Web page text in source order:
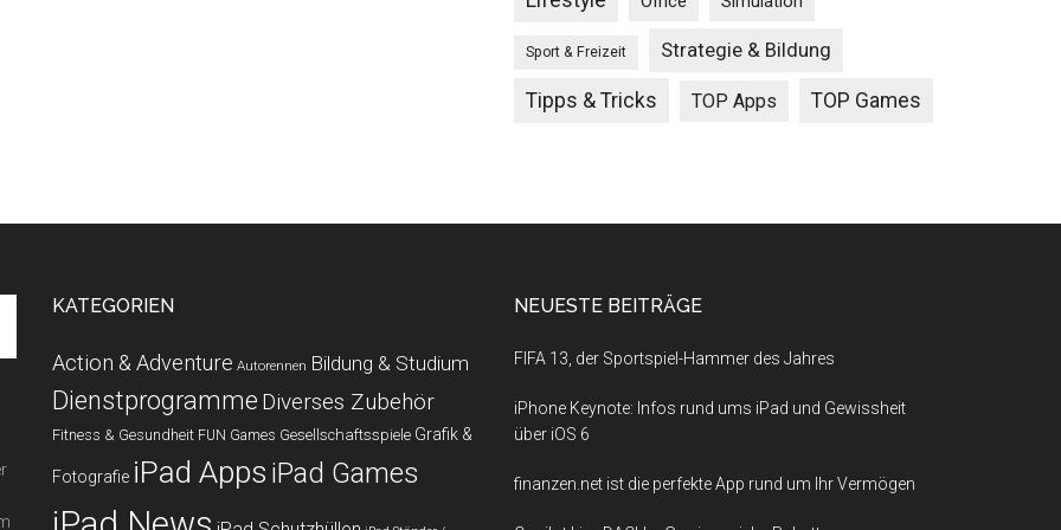
Sport & Freizeit Strategie & Bildung
Tipps & Tricks TOP Apps TOP Games
KATEGORIEN
Action & Adventure Autorennen Bildung & Studium
Dienstprogramme Diverses Zubehör
Fitness & Gesundheit FUN Games Gesellschaftsspiele Grafik &
Fotografie iPad Apps iPad Games
NEUESTE BEITRÄGE
FIFA 13, der Sportspiel-Hammer des Jahres
iPhone Keynote: Infos rund ums iPad und Gewissheit
über iOS 6
finanzen.net ist die perfekte App rund um Ihr Vermögen